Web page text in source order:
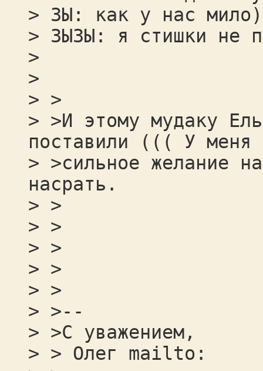
> ЗЫ: как у нас мило)
> ЗЫЗЫ: я стишки не
>
>
> >
> >И этому мудаку
поставили ((( У меня
> >сильное желание
насрать.
> >
> >
> >
> >
> >
> >--
> >С уважением,
> > Олег mailto: